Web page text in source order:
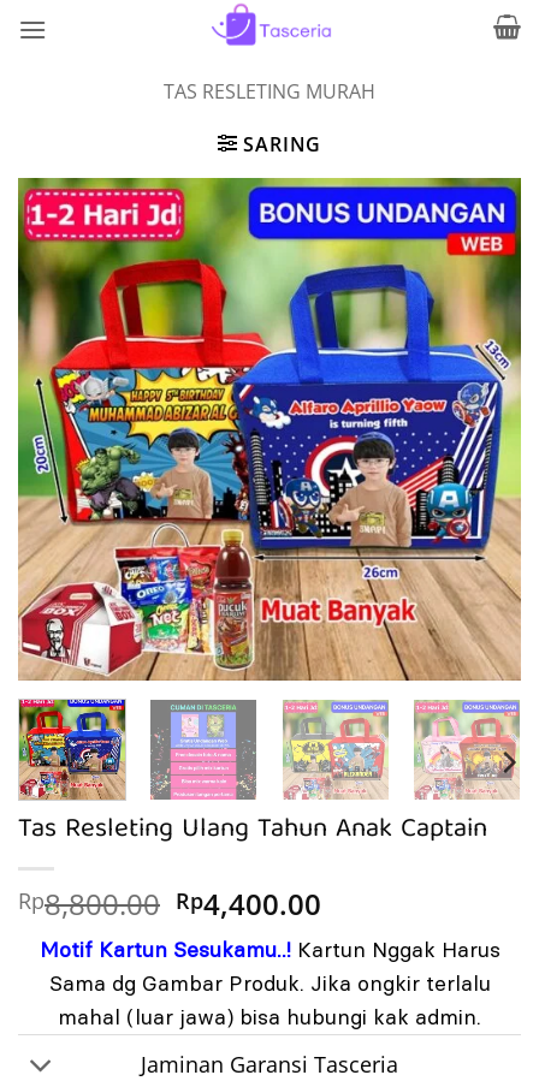
TAS RESLETING MURAH
SARING
Tas Resleting Ulang Tahun Anak Captain
Rp8,800.00 Harga
aslinya
adalah:
Rp8,800.00.
Rp4,400.00
ini
adalah:
Rp4,400.00.
Motif Kartun Sesukamu..!Kartun Nggak Harus
Sama dg Gambar Produk. Jika ongkir terlalu
mahal (luar jawa) bisa hubungi kak admin.
Jaminan Garansi Tasceria